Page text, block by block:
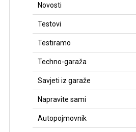
Novosti
Testovi
Testiramo
Techno-garaža
Savjeti iz garaže
Napravite sami
Autopojmovnik